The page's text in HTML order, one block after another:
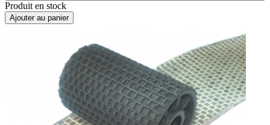
Produit en stock
Ajouter au panier